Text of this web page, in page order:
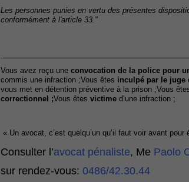
Les personnes punies en vertu des présentes
conformément à l'article 33."
Vous avez reçu une convocation de la police pour u
commis une infraction ;Vous êtes inculpé par le juge
vous met en détention préventive à la prison ;Vous
correctionnel ;Vous êtes victime d’une infraction ;
« Un avocat, c’est quelqu’un qu’il faut voir avant
Consulter l’avocat pénaliste, Me Paolo
sur rendez-vous: 0486/42.30.44